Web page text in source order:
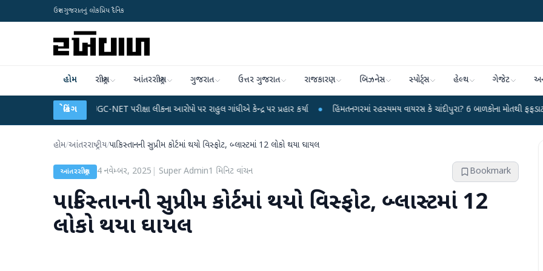
ઉત્તર ગુજરાતનું લોકપ્રિય દૈનિક
હોમ રાષ્ટ્રીય આંતરરાષ્ટ્રીય ગુજરાત ઉત્તર ગુજરાત રાજકારણ બિઝનેસ સ્પોર્ટ્સ હેલ્થ ગેજેટ
બ્રેકિંગ
UGC-NET પરીક્ષા લીકના આરોપો પર રાહુલ ગાંધીએ કેન્દ્ર પર પ્રહાર કર્યા ● હિંમતનગરમાં રહસ્યમય વાયરસ કે ચાંદીપુરા? 6 બાળકોના મોતથી ફફડાટ ●
હોમ/આંતરરાષ્ટ્રીય/પાકિસ્તાનની સુપ્રીમ કોર્ટમાં થયો વિસ્ફોટ, બ્લાસ્ટમાં 12 લોકો થયા ઘાયલ
આંતરરાષ્ટ્રીય 4 નવેમ્બર, 2025 Super Admin1 મિનિટ વાંચન Bookmark
પાકિસ્તાનની સુપ્રીમ કોર્ટમાં થયો વિસ્ફોટ, બ્લાસ્ટમાં 12
લોકો થયા ઘાયલ